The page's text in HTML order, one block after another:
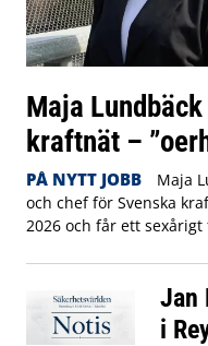
Maja
kraftnät –
PÅ NYTT JOBB
Maja
och chef för Svenska
2026 och får ett
Jan
i